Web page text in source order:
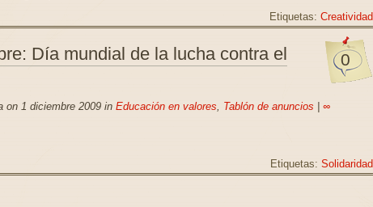
Etiquetas: Creatividad
0
Día mundial de la lucha contra el
on 1 diciembre 2009 in Educación en valores, Tablón de anuncios ∞
Etiquetas: Solidaridad